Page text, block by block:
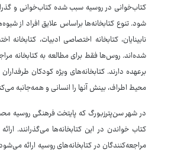
کتاب‌خوانی در روسیه سبب شده کتاب‌خوانی و
شود. تنوع کتابخانه‌ها براساس علایق افراد از
نابینایان، کتابخانه اختصاصی ادبیات،
شده‌اند. روس‌ها فقط برای مطالعه به کتابخانه
برعهده دارند. کتابخانه‌های ویژه کودکان
محیط اطراف، بینش آنها را انسانی و همه‌جانبه
در شهر سن‌پترزبورگ که پایتخت فرهنگی روسیه
کتاب خواندن در این کتابخانه‌ها می‌گذرانند.